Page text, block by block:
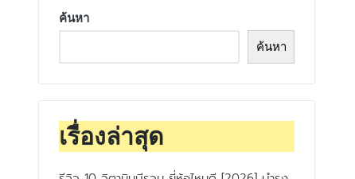
ค้นหา
ค้นหา
เรื่องล่าสุด